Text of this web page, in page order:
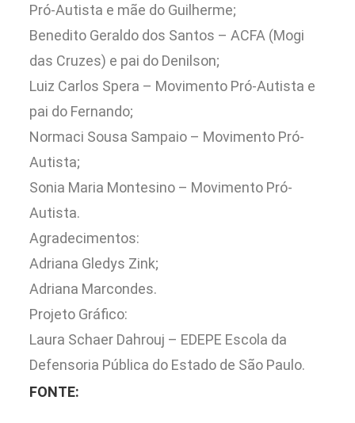
Pró-Autista e mãe do Guilherme;
Benedito Geraldo dos Santos – ACFA (Mogi
das Cruzes) e pai do Denilson;
Luiz Carlos Spera – Movimento Pró-Autista e
pai do Fernando;
Normaci Sousa Sampaio – Movimento Pró-
Autista;
Sonia Maria Montesino – Movimento Pró-
Autista.
Agradecimentos:
Adriana Gledys Zink;
Adriana Marcondes.
Projeto Gráfico:
Laura Schaer Dahrouj – EDEPE Escola da
Defensoria Pública do Estado de São Paulo.
FONTE: